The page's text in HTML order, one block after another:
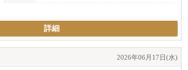
詳細
2026年06月17日(水)